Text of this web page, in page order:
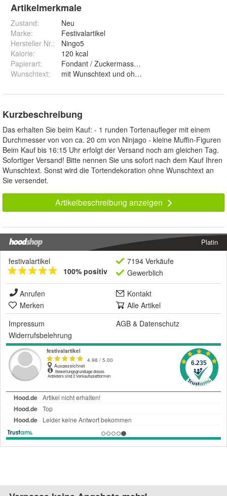
Artikelmerkmale
Zustand:
Neu
Marke:
Festivalartikel
Hersteller Nr.:
Ningo5
Kalorie:
120 kcal
Papierart:
Wunschtext: mit Wunschtext und ohne Wunschtext
Kurzbeschreibung
Das erhalten Sie beim Kauf: - 1 runden Tortenaufleger mit einem
Durchmesser von von ca. 20 cm von Ninjago - kleine Muffin-Figuren
Beim Kauf bis 16:15 Uhr erfolgt der Versand noch am gleichen Tag.
Sofortiger Versand! Bitte nennen Sie uns sofort nach dem Kauf Ihren
Wunschtext. Sonst wird die Tortendekoration ohne Wunschtext an
Sie versendet.
Artikelbeschreibung anzeigen
Platin
festivalartikel
100% positiv
7194 Verkäufe
Gewerblich
Anrufen
Kontakt
Merken
Alle Artikel
Impressum
AGB & Datenschutz
Widerrufsbelehrung